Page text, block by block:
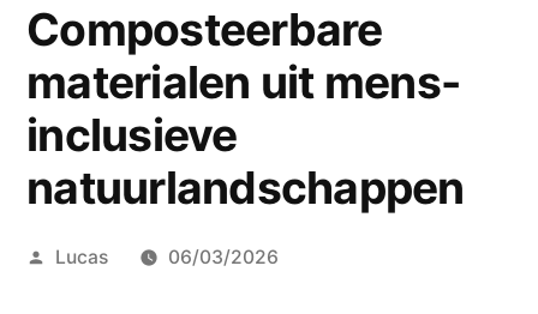
Composteerbare
materialen uit mens-
inclusieve
natuurlandschappen
Posted
Lucas 06/03/2026